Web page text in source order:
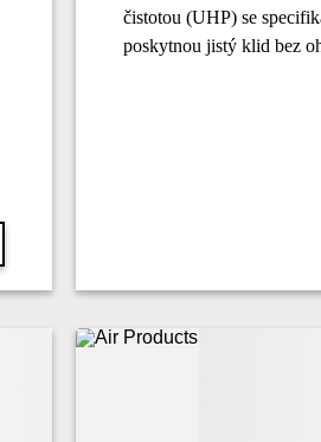
čistotou (UHP) se
poskytnou jistý klid bez